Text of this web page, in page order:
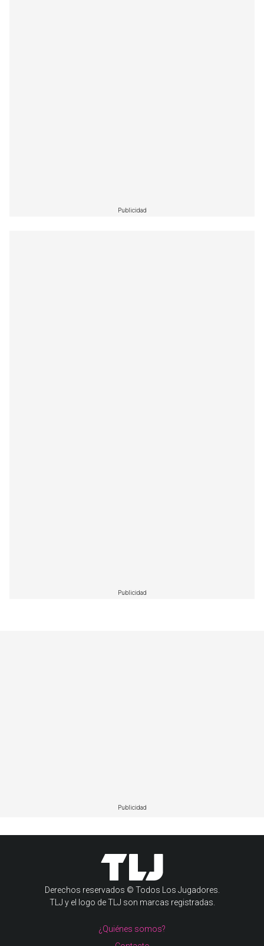
Publicidad
Publicidad
Publicidad
Derechos reservados © Todos Los Jugadores.
TLJ y el logo de TLJ son marcas registradas.
¿Quiénes somos?